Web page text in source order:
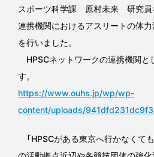
スポーツ科学課 原村未来 研究員
連携機関におけるアスリートの体
を行いました。
HPSCネットワークの連携機関と
す。
https://www.ouhs.jp/wp/wp-
content/uploads/
「HPSCがある東京へ行かなくて